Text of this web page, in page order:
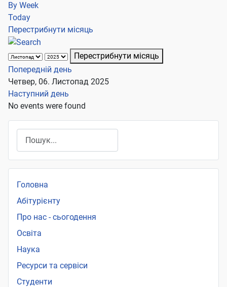
By Week
Today
Перестрибнути місяць
Перестрибнути місяць
Попередній день
Четвер, 06. Листопад 2025
Наступний день
No events were found
Головна
Абітурієнту
Про нас - сьогодення
Освіта
Наука
Ресурси та сервіси
Студенти